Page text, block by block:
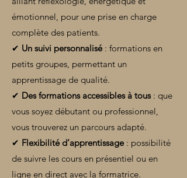
émotionnel, pour une prise en charge
complète des patients.
✔ Un suivi personnalisé: formations en
petits groupes, permettant un
apprentissage de qualité.
✔ Des formations accessibles à tous: que
vous soyez débutant ou professionnel,
vous trouverez un parcours adapté.
✔ Flexibilité d’apprentissage: possibilité
de suivre les cours en présentiel ou en
ligne en direct avec la formatrice.